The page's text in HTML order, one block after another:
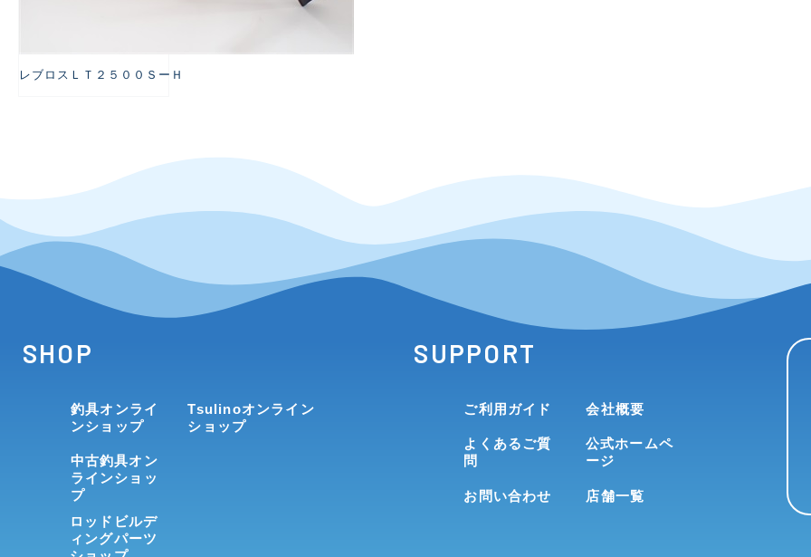
レブロスＬＴ２５００ＳーＨ
SHOP
釣具オンライ
ンショップ
中古釣具オン
ラインショッ
プ
ロッドビルデ
ィングパーツ
Tsulinoオンライン
ショップ
SUPPORT
ご利用ガイド
よくあるご質
問
お問い合わせ
会社概要
公式ホームペ
ージ
店舗一覧